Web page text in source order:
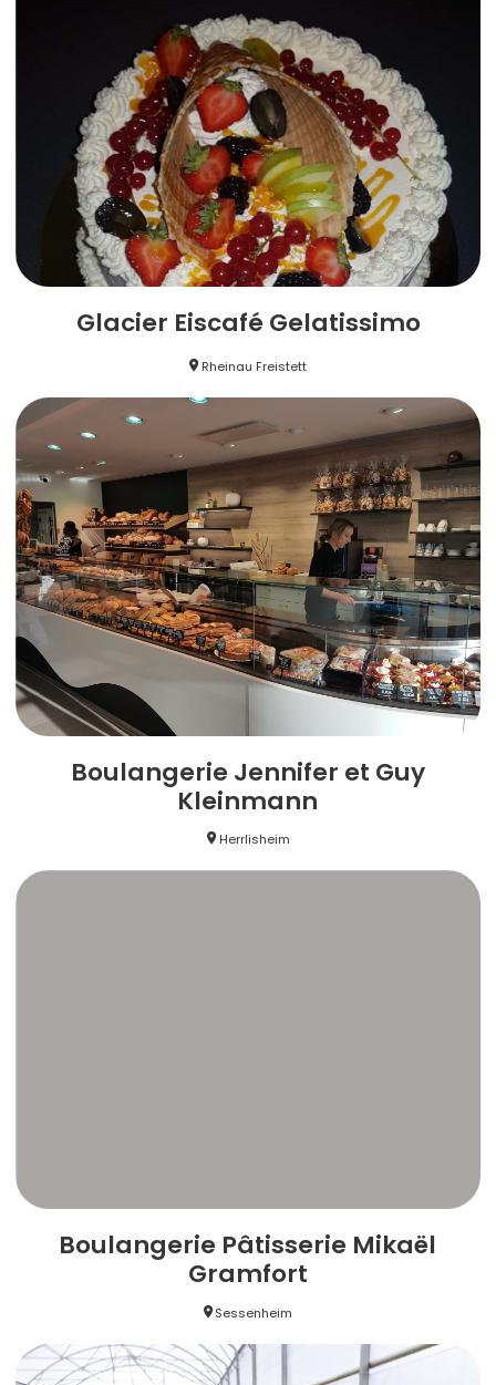
Glacier Eiscafé Gelatissimo
Rheinau Freistett
Boulangerie Jennifer et Guy
Kleinmann
Herrlisheim
Boulangerie Pâtisserie Mikaël
Gramfort
Sessenheim